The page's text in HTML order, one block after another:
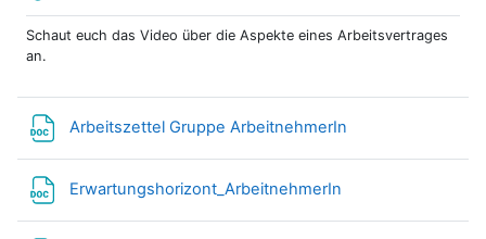
Schaut euch das Video über die Aspekte eines Arbeitsvertrages
an.
Arbeitszettel Gruppe ArbeitnehmerIn
Erwartungshorizont_ArbeitnehmerIn